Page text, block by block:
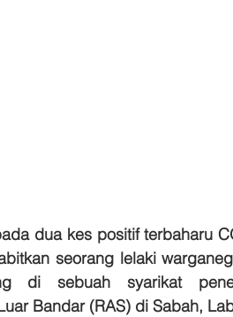
dua kes positif terbaharu
seorang lelaki
di sebuah syarikat
Bandar (RAS) di Sabah,